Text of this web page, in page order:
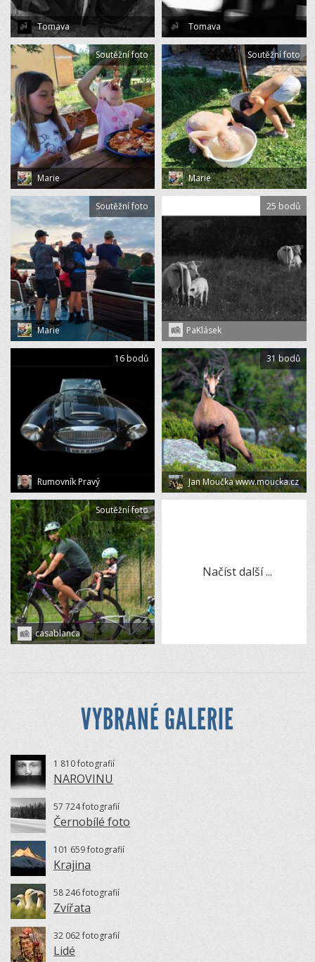
Tomava Tomava
Marie
Soutěžní foto
Marie
Soutěžní foto
Marie
Soutěžní foto
PaKlásek
25 bodů
Rumovník Pravý
16 bodů
Jan Moučka www.moucka.cz
31 bodů
casablanca
Soutěžní foto
Načíst další ...
VYBRANÉ GALERIE
1 810 fotografií
NAROVINU
57 724 fotografií
Černobílé foto
101 659 fotografií
Krajina
58 246 fotografií
Zvířata
32 062 fotografií
Lidé